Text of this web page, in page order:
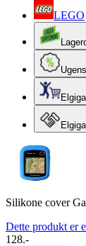
LEGO
Silikone cover
Dette produkt er
128.-